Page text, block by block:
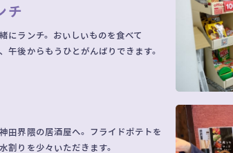
チ
にランチ。おいしいものを食べて
午後からもうひとがんばりできます。
田界隈の居酒屋へ。フライドポテトを
割りを少々いただきます。